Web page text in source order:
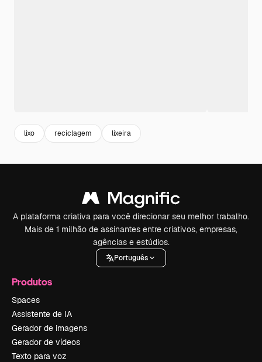
lixo reciclagem lixeira
A plataforma criativa para você direcionar seu melhor trabalho.
Mais de 1 milhão de assinantes entre criativos, empresas,
agências e estúdios.
Português
Produtos
Spaces
Assistente de IA
Gerador de imagens
Gerador de vídeos
Texto para voz